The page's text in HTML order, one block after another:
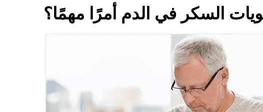
السكر في الدم أمرًا مهمًا؟